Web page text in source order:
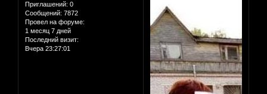
Приглашений: 0
Сообщений: 7872
Провел на форуме:
1 месяц 7 дней
Последний визит:
Вчера 23:27:01